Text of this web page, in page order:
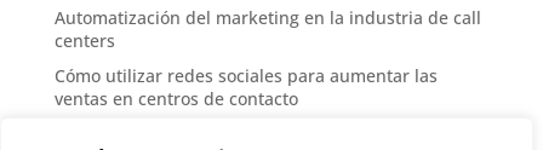
Automatización del marketing en la industria de call
centers
Cómo utilizar redes sociales para aumentar las
ventas en centros de contacto